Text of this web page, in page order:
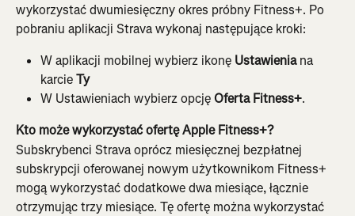
wykorzystać dwumiesięczny okres próbny Fitness+. Po
pobraniu aplikacji Strava wykonaj następujące kroki:
W aplikacji mobilnej wybierz ikonę Ustawienia na
karcie Ty
W Ustawieniach wybierz opcję Oferta Fitness+.
Kto może wykorzystać ofertę Apple Fitness+?
Subskrybenci Strava oprócz miesięcznej bezpłatnej
subskrypcji oferowanej nowym użytkownikom Fitness+
mogą wykorzystać dodatkowe dwa miesiące, łącznie
otrzymując trzy miesiące. Tę ofertę można wykorzystać